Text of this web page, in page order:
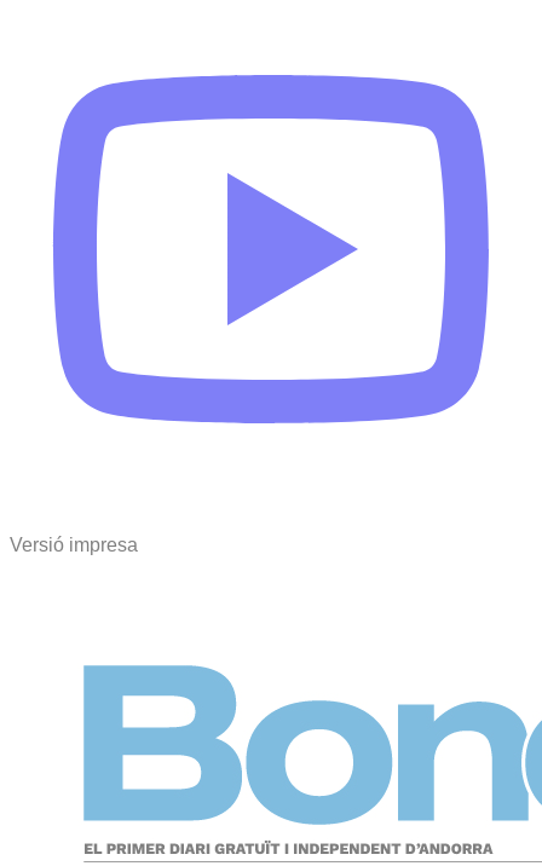
Versió impresa